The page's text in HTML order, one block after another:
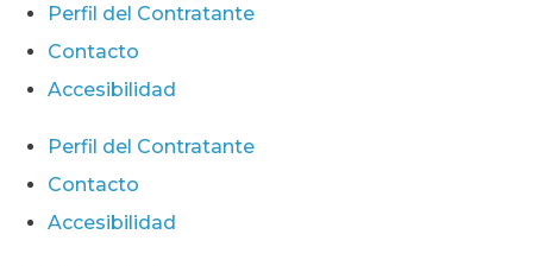
Perfil del Contratante
Contacto
Accesibilidad
Perfil del Contratante
Contacto
Accesibilidad